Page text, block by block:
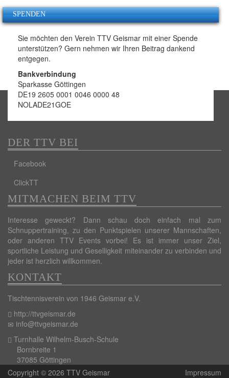
SPENDEN
Sie möchten den Verein TTV Geismar mit einer Spende
unterstützen? Gern nehmen wir Ihren Beitrag dankend
entgegen.
Bankverbindung
Sparkasse Göttingen
DE19 2605 0001 0046 0000 48
NOLADE21GOE
DER TTV BEI
Facebook
ClickTT
MITMACHEN BEIM TTV
Interesse geweckt? Dann schau doch einfach mal zum
Schnuppertraining, zu den Punktspielen unserer Mannschaften,
oder anderen TTV Events vorbei! Es ist immer unser Ziel,
sportliche Leistung und Geselligkeit miteinander zu verbinden und
jeder ist herzlich willkommen.
KONTAKT
Tischtennisverein von 1946 Geismar e.V.
http://ttvgeismar.de
info@ttvgeismar.de
Turnhalle Wilhelm-Busch-Schule
Bornbreite 1
37085 Göttingen
Copyright © 2026 TTV Geismar
Impressum